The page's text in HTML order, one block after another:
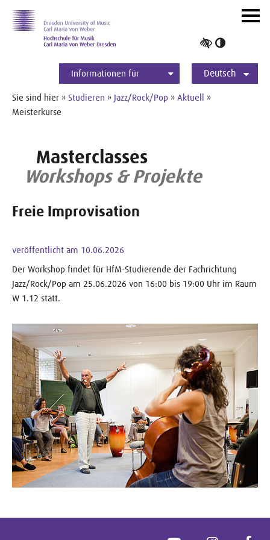
Informationen für
Studierende
Bewerber*innen
International
Presse
Alumni
Deutsch
English
ein-/
Sie sind hier » Studieren » Jazz/Rock/Pop » Aktuell
»
Meisterkurse
Masterclasses
Workshops & Projekte
Freie Improvisation
veröffentlicht am 10.06.2026
Der Workshop findet für HfM-Studierende der Fachrichtung
Jazz/Rock/Pop am 25.06.2026 von 16:00 bis 19:00 Uhr im Raum
W 1.12 statt.